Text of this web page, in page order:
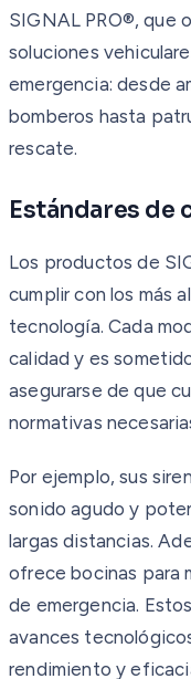
SIGNAL PRO®, que
soluciones
emergencia: desde
bomberos hasta
rescate.
Estándares de
Los productos de
cumplir con los más
tecnología. Cada
calidad y es
asegurarse de que
normativas
Por ejemplo, sus
sonido agudo y
largas distancias.
ofrece bocinas para
de emergencia.
avances
rendimiento y